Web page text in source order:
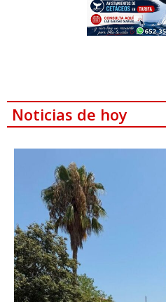
Noticias de hoy